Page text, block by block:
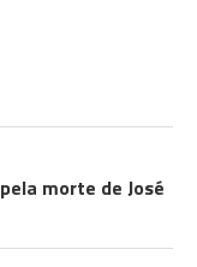
morte de José